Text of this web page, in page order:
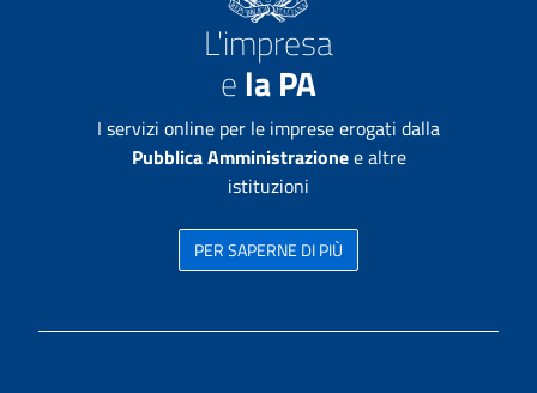
L'impresa
ela PA
I servizi online per le imprese erogati dalla
Pubblica Amministrazionee altre
istituzioni
PER SAPERNE DI PIÙ